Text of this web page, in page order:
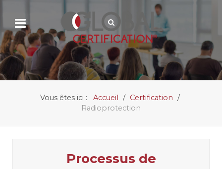
Vous êtes ici : Accueil
Certification
Radioprotection
Processus de